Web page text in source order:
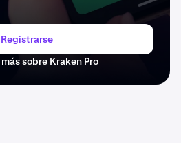
Registrarse
sobre Kraken Pro